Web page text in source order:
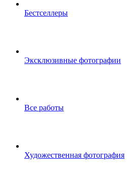
Бестселлеры
Эксклюзивные фотографии
Все работы
Художественная фотография